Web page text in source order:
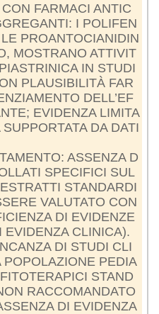
FARMACI ANTIC
I POLIFEN
PROANTOCIANIDIN
MOSTRANO ATTIVIT
IN STUDI
PLAUSIBILITÀ FAR
DELL’EF
EVIDENZA LIMITA
DA DATI
ASSENZA D
SPECIFICI SUL
STANDARDI
VALUTATO CON
DI EVIDENZE
EVIDENZA CLINICA).
DI STUDI CLI
POPOLAZIONE PEDIA
STAND
RACCOMANDATO
DI EVIDENZA